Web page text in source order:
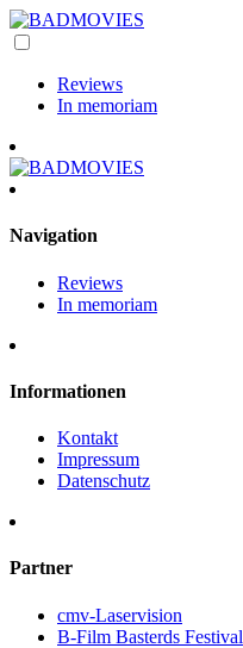
Reviews
In memoriam
Navigation
Reviews
In memoriam
Informationen
Kontakt
Impressum
Datenschutz
Partner
cmv-Laservision
B-Film Basterds Festival